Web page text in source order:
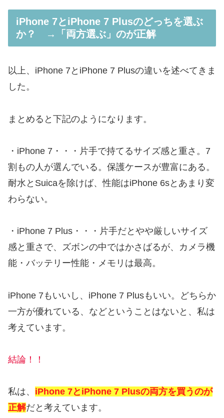
iPhone 7とiPhone 7 Plusのどっちを選ぶ
か？ →「両方選ぶ」のが正解
以上、iPhone 7とiPhone 7 Plusの違いを述べてきま
した。
まとめると下記のようになります。
・iPhone 7・・・片手で持てるサイズ感と重さ。7
割もの人が選んでいる。保護ケースが豊富にある。
耐水とSuicaを除けば、性能はiPhone 6sとあまり変
わらない。
・iPhone 7 Plus・・・片手だとやや厳しいサイズ
感と重さで、ズボンの中ではかさばるが、カメラ機
能・バッテリー性能・メモリは最高。
iPhone 7もいいし、iPhone 7 Plusもいい。どちらか
一方が優れている、などということはないと、私は
考えています。
結論！！
私は、 iPhone 7とiPhone 7 Plusの両方を買うのが
正解だと考えています。